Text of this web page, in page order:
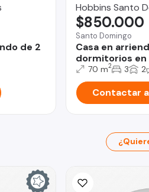
de 2
Hobbins Santo
Santo Domingo
Casa en
dormitorios en
$850.000
70 m2 3 2
Contactar